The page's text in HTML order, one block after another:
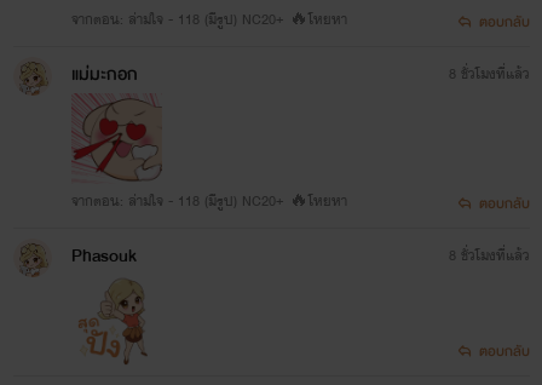
จากตอน: ล่ามใจ - 118 (มีรูป) NC20+ 🔥โหยหา ตอบกลับ
แม่มะกอก
จากตอน: ล่ามใจ - 118 (มีรูป) NC20+ 🔥โหยหา
8 ชั่วโมงที่แล้ว
ตอบกลับ
Phasouk 8 ชั่วโมงที่แล้ว
ตอบกลับ